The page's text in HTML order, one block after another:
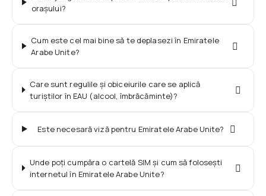
orașului?
Cum este cel mai bine să te deplasezi în Emiratele
Arabe Unite?
Care sunt regulile și obiceiurile care se aplică
turiștilor în EAU (alcool, îmbrăcăminte)?
Este necesară viză pentru Emiratele Arabe Unite?
Unde poți cumpăra o cartelă SIM și cum să folosești
internetul în Emiratele Arabe Unite?